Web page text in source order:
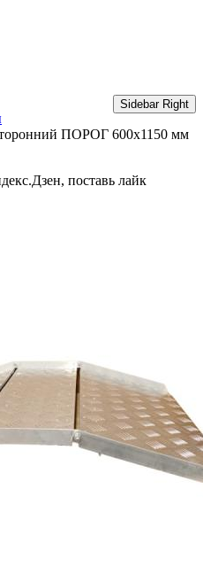
Sidebar Right
ПОРОГ 600х1150 мм
поставь лайк